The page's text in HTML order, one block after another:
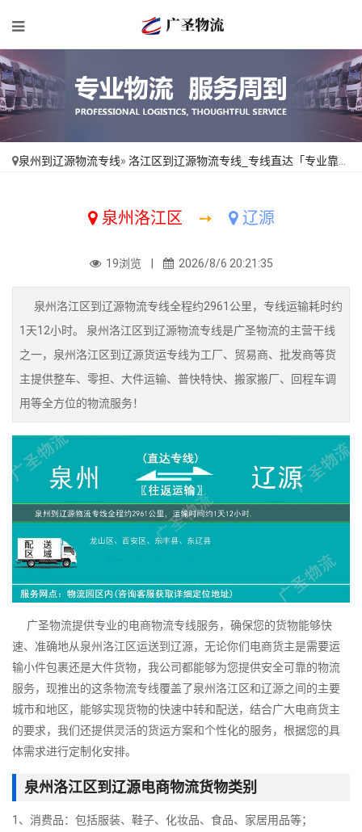
泉州到辽源物流专线» 洛江区到辽源物流专线_专线直达「专业靠谱」
泉州洛江区 ➙ 辽源
19浏览 | 2026/8/6 20:21:35
泉州洛江区到辽源物流专线全程约2961公里，专线运输耗时约
1天12小时。 泉州洛江区到辽源物流专线是广圣物流的主营干线
之一，泉州洛江区到辽源货运专线为工厂、贸易商、批发商等货
主提供整车、零担、大件运输、普快特快、搬家搬厂、回程车调
用等全方位的物流服务！
广圣物流提供专业的电商物流专线服务，确保您的货物能够快
速、准确地从泉州洛江区运送到辽源，无论你们电商货主是需要运
输小件包裹还是大件货物，我公司都能够为您提供安全可靠的物流
服务，现推出的这条物流专线覆盖了泉州洛江区和辽源之间的主要
城市和地区，能够实现货物的快速中转和配送，结合广大电商货主
的要求，我们还提供灵活的货运方案和个性化的服务，根据您的具
体需求进行定制化安排。
泉州洛江区到辽源电商物流货物类别
1、消费品：包括服装、鞋子、化妆品、食品、家居用品等；